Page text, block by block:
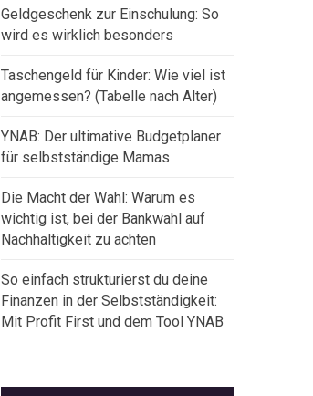
Geldgeschenk zur Einschulung: So
wird es wirklich besonders
Taschengeld für Kinder: Wie viel ist
angemessen? (Tabelle nach Alter)
YNAB: Der ultimative Budgetplaner
für selbstständige Mamas
Die Macht der Wahl: Warum es
wichtig ist, bei der Bankwahl auf
Nachhaltigkeit zu achten
So einfach strukturierst du deine
Finanzen in der Selbstständigkeit:
Mit Profit First und dem Tool YNAB